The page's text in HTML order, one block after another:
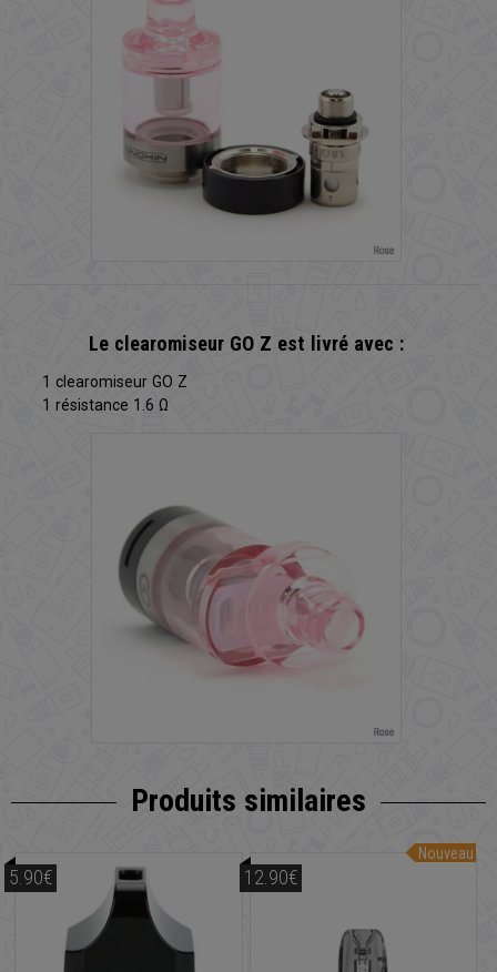
Le clearomiseur GO Z est livré avec :
1 clearomiseur GO Z
1 résistance 1.6 Ω
Produits similaires
5.90€
Nouveau
12.90€